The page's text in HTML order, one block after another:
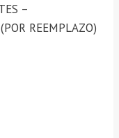
–
REEMPLAZO)